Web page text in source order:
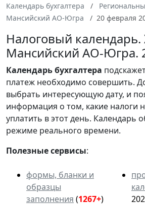
Календарь бухгалтера
Мансийский АО-Югра
20 февраля
Налоговый календарь.
Мансийский АО-Югра.
Календарьбухгалтера
платеж необходимо совершить.
выбрать интересующую дату, и
информация о том, какие налоги
уплатить в этот день. Календарь
режиме реального времени.
Полезные сервисы:
формы, бланки и
образцы
заполнения (1267+)